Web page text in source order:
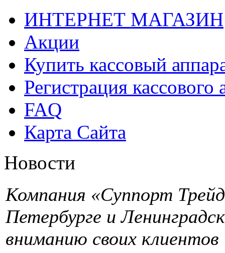
ИНТЕРНЕТ МАГАЗИН
Акции
Купить кассовый
Регистрация кассового
FAQ
Карта Сайта
Новости
Компания «Суппорт
Петербурге и
вниманию своих